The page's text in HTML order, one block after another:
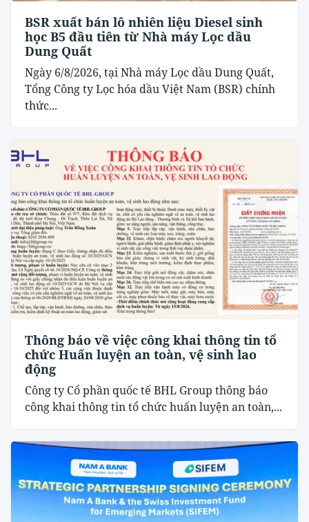
BSR xuất bán lô nhiên liệu Diesel sinh
học B5 đầu tiên từ Nhà máy Lọc dầu
Dung Quất
Ngày 6/8/2026, tại Nhà máy Lọc dầu Dung Quất,
Tổng Công ty Lọc hóa dầu Việt Nam (BSR) chính
thức...
Thông báo về việc công khai thông tin tổ
chức Huấn luyện an toàn, vệ sinh lao
động
Công ty Cổ phần quốc tế BHL Group thông báo
công khai thông tin tổ chức huấn luyện an toàn,...